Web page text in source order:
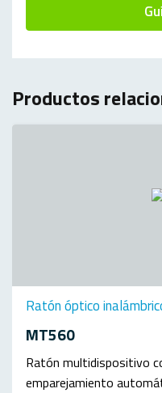
Productos
Ratón óptico
MT560
Ratón multidispositivo
emparejamiento